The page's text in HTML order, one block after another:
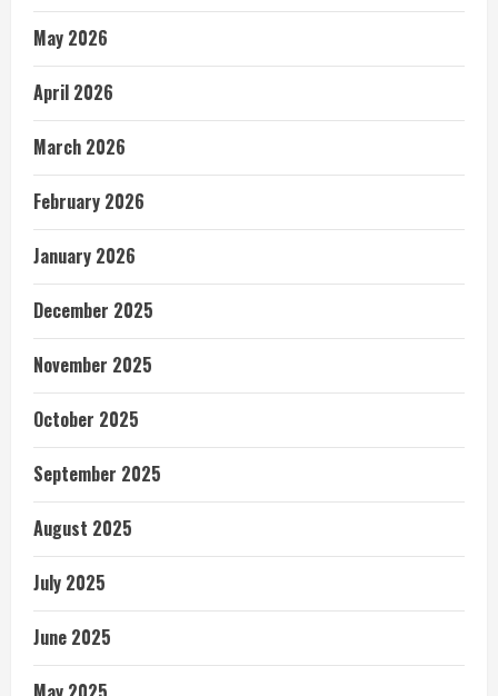
May 2026
April 2026
March 2026
February 2026
January 2026
December 2025
November 2025
October 2025
September 2025
August 2025
July 2025
June 2025